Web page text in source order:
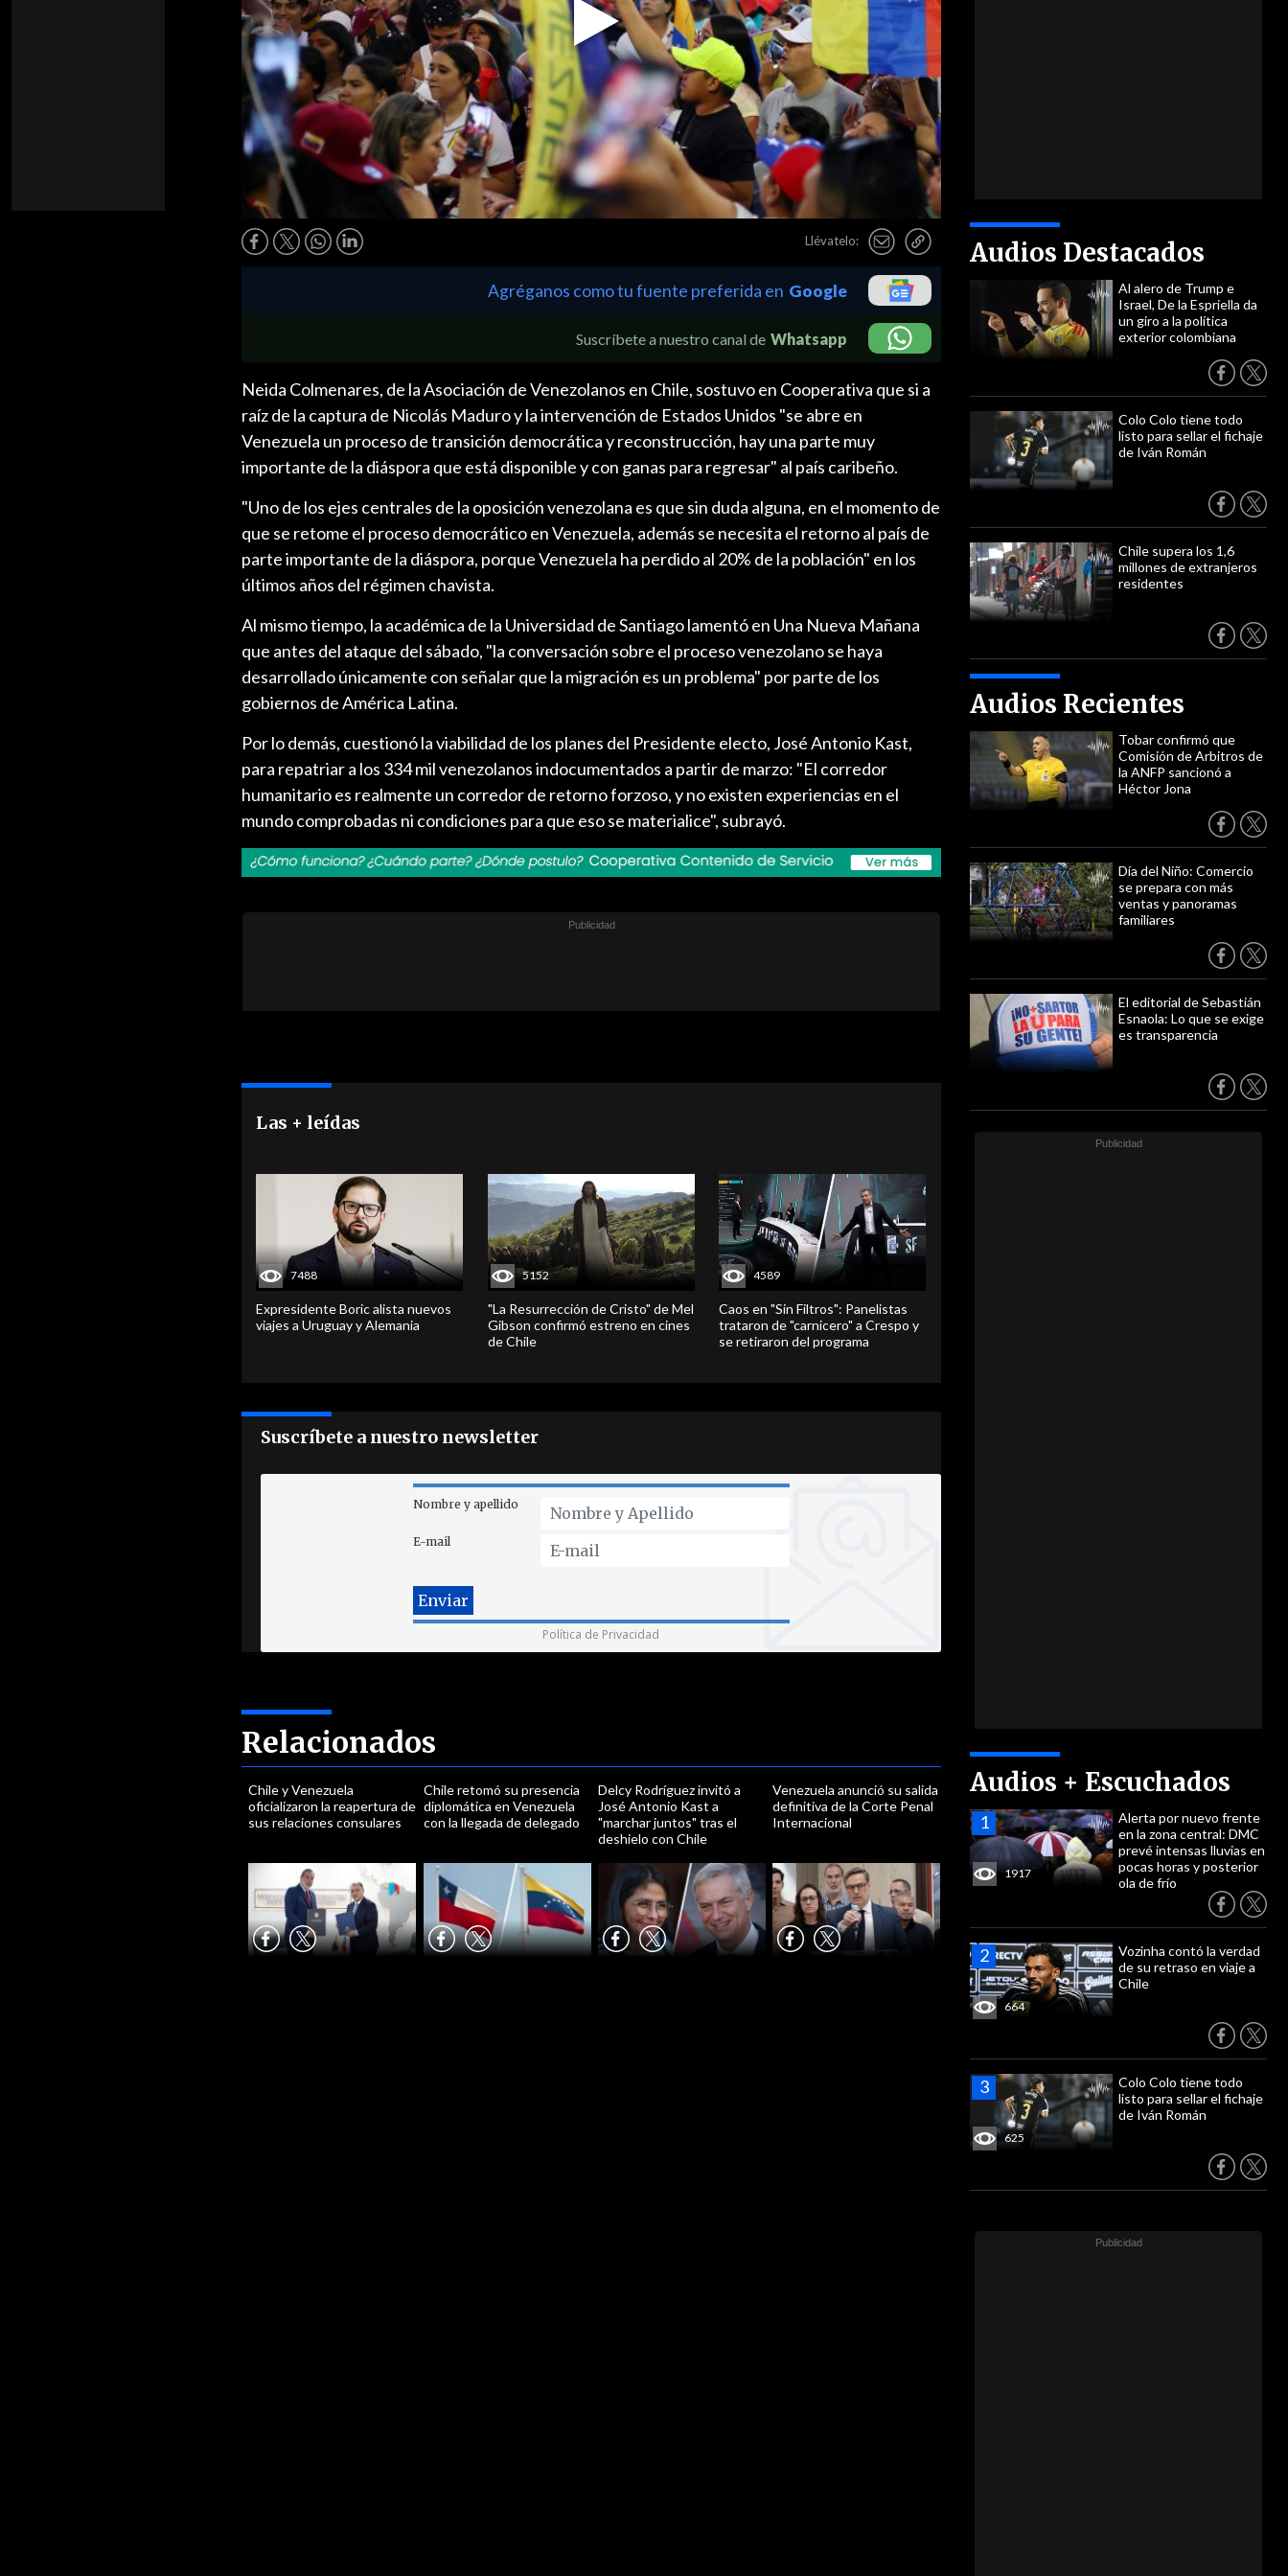
Play
Video
Llévatelo: Audios Destacados
Al alero de Trump e
Israel, De la Espriella da
un giro a la política
exterior colombiana
Colo Colo tiene todo
listo para sellar el fichaje
de Iván Román
Chile supera los 1,6
millones de extranjeros
residentes
Audios Recientes
Tobar confirmó que
Comisión de Arbitros de
la ANFP sancionó a
Héctor Jona
Día del Niño: Comercio
se prepara con más
ventas y panoramas
familiares
El editorial de Sebastián
Esnaola: Lo que se exige
es transparencia
Audios + Escuchados
1917
Alerta por nuevo frente
en la zona central: DMC
prevé intensas lluvias en
pocas horas y posterior
ola de frío
664
Vozinha contó la verdad
de su retraso en viaje a
Chile
625
Colo Colo tiene todo
listo para sellar el fichaje
de Iván Román
Agréganos como tu fuente preferida en Google
Suscríbete a nuestro canal de Whatsapp
Neida Colmenares, de la Asociación de Venezolanos en Chile, sostuvo en Cooperativa que si a
raíz de la captura de Nicolás Maduro y la intervención de Estados Unidos "se abre en
Venezuela un proceso de transición democrática y reconstrucción, hay una parte muy
importante de la diáspora que está disponible y con ganas para regresar" al país caribeño.
"Uno de los ejes centrales de la oposición venezolana es que sin duda alguna, en el momento de
que se retome el proceso democrático en Venezuela, además se necesita el retorno al país de
parte importante de la diáspora, porque Venezuela ha perdido al 20% de la población" en los
últimos años del régimen chavista.
Al mismo tiempo, la académica de la Universidad de Santiago lamentó en Una Nueva Mañana
que antes del ataque del sábado, "la conversación sobre el proceso venezolano se haya
desarrollado únicamente con señalar que la migración es un problema" por parte de los
gobiernos de América Latina.
Por lo demás, cuestionó la viabilidad de los planes del Presidente electo, José Antonio Kast,
para repatriar a los 334 mil venezolanos indocumentados a partir de marzo: "El corredor
humanitario es realmente un corredor de retorno forzoso, y no existen experiencias en el
mundo comprobadas ni condiciones para que eso se materialice", subrayó.
Las + leídas
7488
Expresidente Boric alista nuevos
viajes a Uruguay y Alemania
5152
"La Resurrección de Cristo" de Mel
Gibson confirmó estreno en cines
de Chile
4589
Caos en "Sin Filtros": Panelistas
trataron de "carnicero" a Crespo y
se retiraron del programa
Suscríbete a nuestro newsletter
Nombre y apellido
E-mail
Política de Privacidad
Relacionados
Chile y Venezuela
oficializaron la reapertura de
sus relaciones consulares
Chile retomó su presencia
diplomática en Venezuela
con la llegada de delegado
Delcy Rodríguez invitó a
José Antonio Kast a
"marchar juntos" tras el
deshielo con Chile
Venezuela anunció su salida
definitiva de la Corte Penal
Internacional